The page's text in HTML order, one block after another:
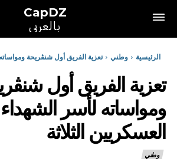
CapDZ
بالعربي
الرئيسية وطني
تعزية الفريق أول شنڨريحة
تعزية الفريق أول
ومواساته لأسر الشهداء
العسكريين الثلاثة
وطني